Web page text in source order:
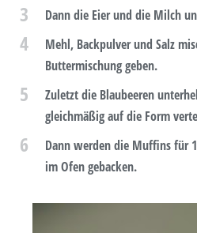
3 Dann die Eier und die Milch
4
Mehl, Backpulver und Salz
Buttermischung geben.
5
Zuletzt die Blaubeeren
gleichmäßig auf die Form
6
Dann werden die Muffins für
im Ofen gebacken.